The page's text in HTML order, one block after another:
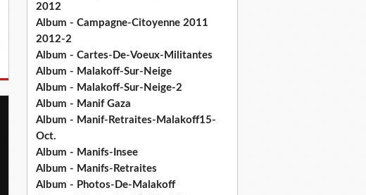
2012
Album - Campagne-Citoyenne 2011
2012-2
Album - Cartes-De-Voeux-Militantes
Album - Malakoff-Sur-Neige
Album - Malakoff-Sur-Neige-2
Album - Manif Gaza
Album - Manif-Retraites-Malakoff15-
Oct.
Album - Manifs-Insee
Album - Manifs-Retraites
Album - Photos-De-Malakoff